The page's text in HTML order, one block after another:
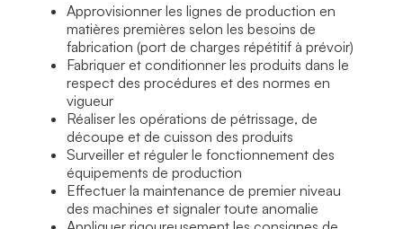
Approvisionner les lignes de production en
matières premières selon les besoins de
fabrication (port de charges répétitif à prévoir)
Fabriquer et conditionner les produits dans le
respect des procédures et des normes en
vigueur
Réaliser les opérations de pétrissage, de
découpe et de cuisson des produits
Surveiller et réguler le fonctionnement des
équipements de production
Effectuer la maintenance de premier niveau
des machines et signaler toute anomalie